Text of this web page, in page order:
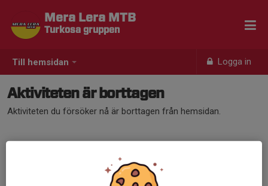
Till hemsidan Logga in
Mera Lera MTB
Turkosa gruppen
Aktiviteten är borttagen
Aktiviteten du försöker nå är borttagen från hemsidan.